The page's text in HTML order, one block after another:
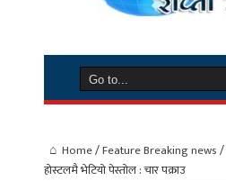
Home/Feature Breaking news/
होस्टलमै भेटियो पेस्तोल : चार पक्राउ